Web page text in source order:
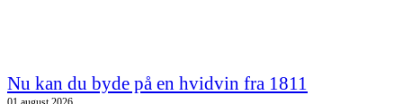
Nu kan du byde på en hvidvin fra 1811